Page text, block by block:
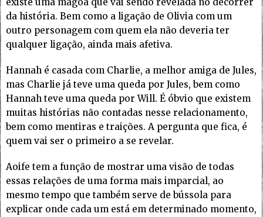
da história. Bem como a ligação de Olivia com um
outro personagem com quem ela não deveria ter
qualquer ligação, ainda mais afetiva.
Hannah é casada com Charlie, a melhor amiga de Jules,
mas Charlie já teve uma queda por Jules, bem como
Hannah teve uma queda por Will. É óbvio que existem
muitas histórias não contadas nesse relacionamento,
bem como mentiras e traições. A pergunta que fica, é
quem vai ser o primeiro a se revelar.
Aoife tem a função de mostrar uma visão de todas
essas relações de uma forma mais imparcial, ao
mesmo tempo que também serve de bússola para
explicar onde cada um está em determinado momento,